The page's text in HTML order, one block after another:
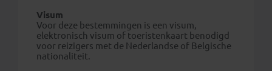
Visum
Voor deze bestemmingen is een visum,
elektronisch visum of toeristenkaart benodigd
voor reizigers met de Nederlandse of Belgische
nationaliteit.